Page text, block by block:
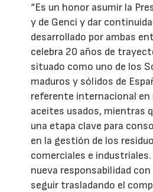
“Es un honor asumir la
y de Genci y dar
desarrollado por ambas
celebra 20 años de
situado como uno de los
maduros y sólidos de
referente internacional en
aceites usados, mientras
una etapa clave para
en la gestión de los
comerciales e
nueva responsabilidad
seguir trasladando el